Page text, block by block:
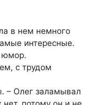
в нем немного
интересные.
юмор.
с трудом
– Олег заламывал